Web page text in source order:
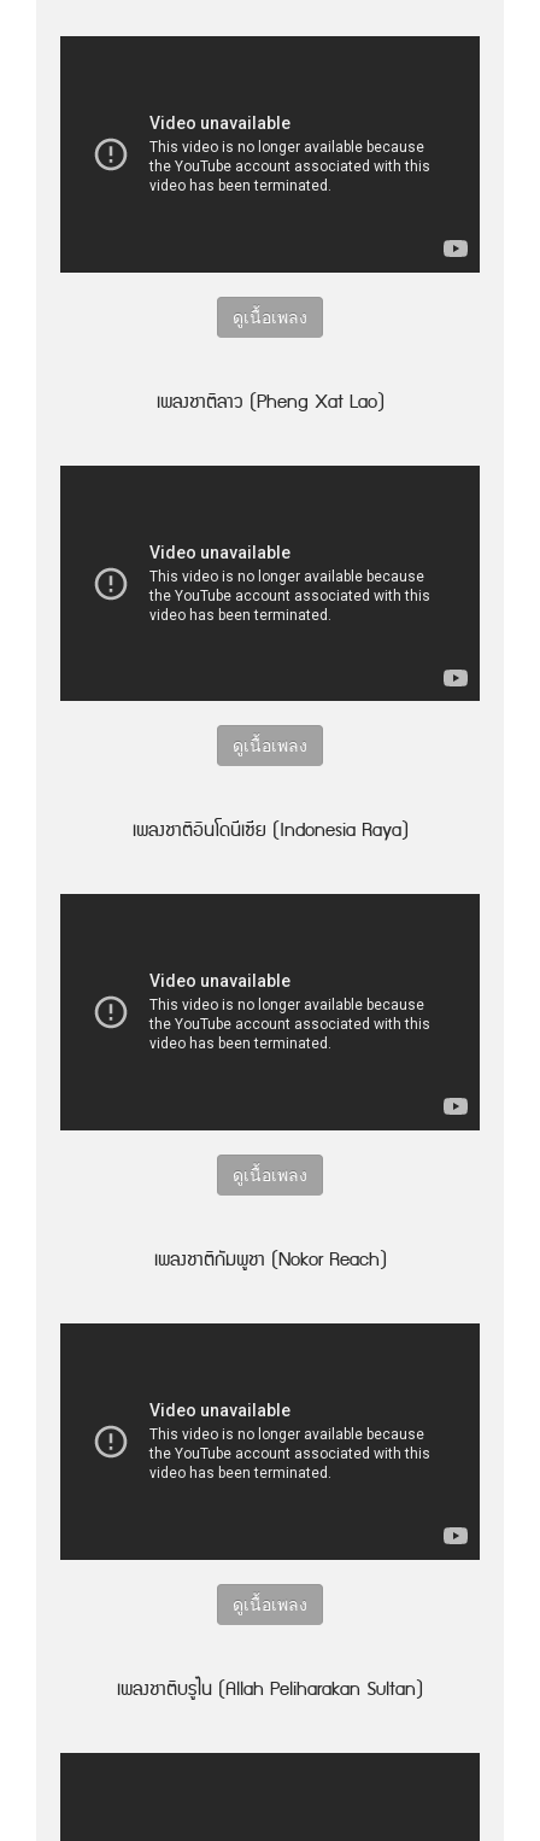
ดูเนื้อเพลง
เพลงชาติลาว (Pheng Xat Lao)
ดูเนื้อเพลง
เพลงชาติอินโดนีเซีย (Indonesia Raya)
ดูเนื้อเพลง
เพลงชาติกัมพูชา (Nokor Reach)
ดูเนื้อเพลง
เพลงชาติบรูไน (Allah Peliharakan Sultan)